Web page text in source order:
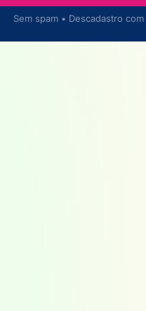
Sem spam • Descadastro